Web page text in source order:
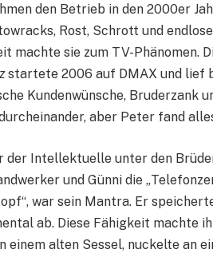
den Betrieb in den 2000er
Rost, Schrott und
machte sie zum TV-Phänomen.
startete 2006 auf DMAX und lief
Kundenwünsche, Bruderzank
aber Peter fand
der Intellektuelle unter den
und Günni die
war sein Mantra. Er
ab. Diese Fähigkeit machte
einem alten Sessel, nuckelte an